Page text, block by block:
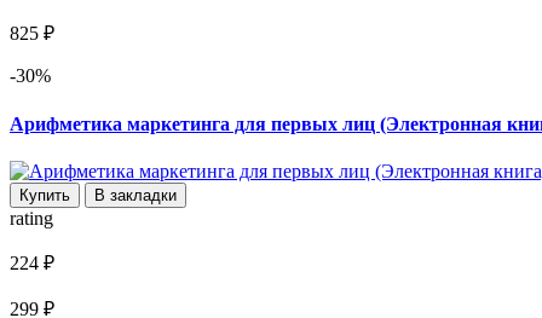
825 ₽
-30%
Арифметика маркетинга для первых лиц (Электронная
Купить В закладки
rating
224 ₽
299 ₽